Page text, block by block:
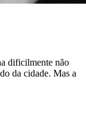
dificilmente não
da cidade. Mas a